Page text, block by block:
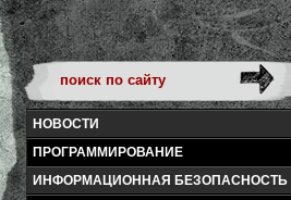
НОВОСТИ
ПРОГРАММИРОВАНИЕ
ИНФОРМАЦИОННАЯ БЕЗОПАСНОСТЬ